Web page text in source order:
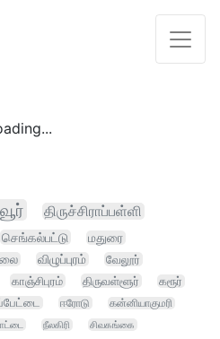
திருச்சிராப்பள்ளி
செங்கல்பட்டு
மதுரை
விழுப்புரம்
வேலூர்
காஞ்சிபுரம் திருவள்ளூர்
கரூர்
ஈரோடு
கன்னியாகுமரி
நீலகிரி
சிவகங்கை